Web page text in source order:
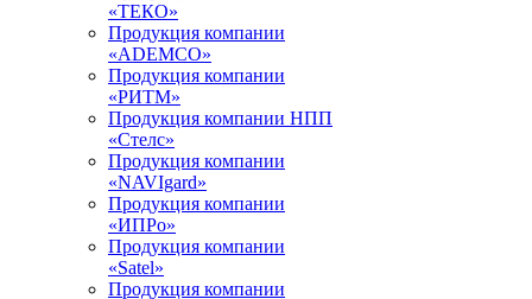
«ТЕКО»
Продукция компании
«ADEMCO»
Продукция компании
«РИТМ»
Продукция компании НПП
«Стелс»
Продукция компании
«NAVIgard»
Продукция компании
«ИПРо»
Продукция компании
«Satel»
Продукция компании